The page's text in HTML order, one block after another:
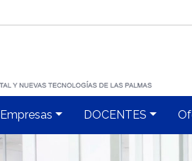
Empresas DOCENTES